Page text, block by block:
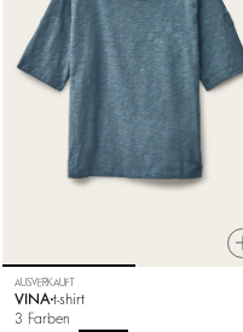
AUSVERKAUFT
VINA t-shirt
3 Farben